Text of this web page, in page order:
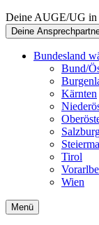
Deine AUGE/UG in
Deine
Bundesland
Bund/
Kärnten
Tirol
Wien
Menü